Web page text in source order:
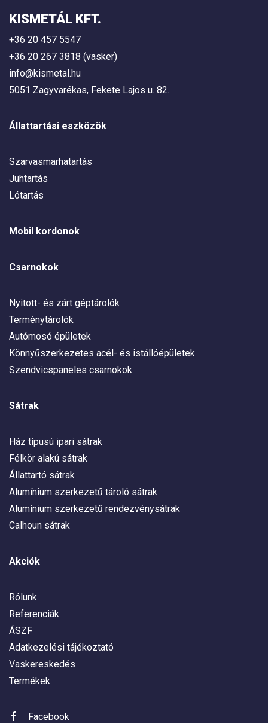
KISMETÁL KFT.
+36 20 457 5547
+36 20 267 3818 (vasker)
info@kismetal.hu
5051 Zagyvarékas, Fekete Lajos u. 82.
Állattartási eszközök
Szarvasmarhatartás
Juhtartás
Lótartás
Mobil kordonok
Csarnokok
Nyitott- és zárt géptárolók
Terménytárolók
Autómosó épületek
Könnyűszerkezetes acél- és istállóépületek
Szendvicspaneles csarnokok
Sátrak
Ház típusú ipari sátrak
Félkör alakú sátrak
Állattartó sátrak
Alumínium szerkezetű tároló sátrak
Alumínium szerkezetű rendezvénysátrak
Calhoun sátrak
Akciók
Rólunk
Referenciák
ÁSZF
Adatkezelési tájékoztató
Vaskereskedés
Termékek
Facebook